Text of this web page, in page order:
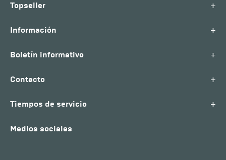
Topseller +
Información +
Boletín informativo +
Contacto +
Tiempos de servicio +
Medios sociales